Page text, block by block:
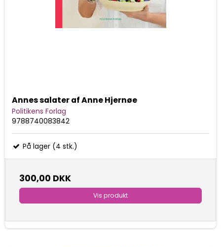
Annes salater af Anne Hjernøe
Politikens Forlag
9788740083842
På lager (4 stk.)
300,00 DKK
Vis produkt